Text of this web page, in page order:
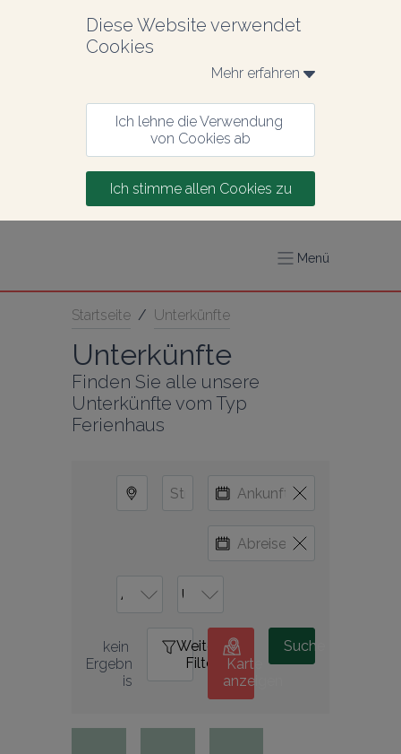
Diese Website verwendet
Cookies
Mehr erfahren
Ich lehne die Verwendung
von Cookies ab
Ich stimme allen Cookies zu
Menü
Startseite / Unterkünfte
Unterkünfte
Finden Sie alle unsere
Unterkünfte vom Typ
Ferienhaus
kein
Ergebn
is
Weitere
Filter
0
Karte
anzeigen
Suche